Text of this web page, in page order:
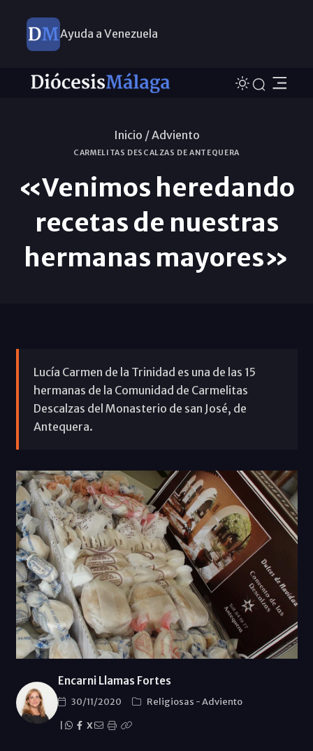
Ayuda a Venezuela
Inicio /Adviento
CARMELITAS DESCALZAS DE ANTEQUERA
«Venimos heredando
recetas de nuestras
hermanas mayores»
Lucía Carmen de la Trinidad es una de las 15
hermanas de la Comunidad de Carmelitas
Descalzas del Monasterio de san José, de
Antequera.
Encarni Llamas Fortes
30/11/2020 Religiosas -Adviento
X